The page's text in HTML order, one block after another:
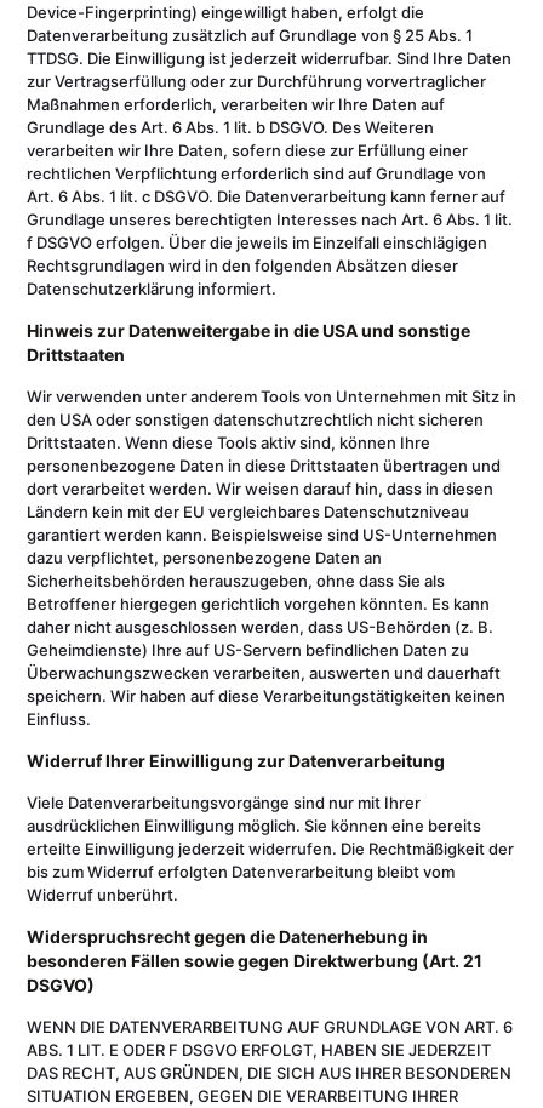
Device-Fingerprinting) eingewilligt haben, erfolgt die
Datenverarbeitung zusätzlich auf Grundlage von § 25 Abs. 1
TTDSG. Die Einwilligung ist jederzeit widerrufbar. Sind Ihre Daten
zur Vertragserfüllung oder zur Durchführung vorvertraglicher
Maßnahmen erforderlich, verarbeiten wir Ihre Daten auf
Grundlage des Art. 6 Abs. 1 lit. b DSGVO. Des Weiteren
verarbeiten wir Ihre Daten, sofern diese zur Erfüllung einer
rechtlichen Verpflichtung erforderlich sind auf Grundlage von
Art. 6 Abs. 1 lit. c DSGVO. Die Datenverarbeitung kann ferner auf
Grundlage unseres berechtigten Interesses nach Art. 6 Abs. 1 lit.
f DSGVO erfolgen. Über die jeweils im Einzelfall einschlägigen
Rechtsgrundlagen wird in den folgenden Absätzen dieser
Datenschutzerklärung informiert.
Hinweis zur Datenweitergabe in die USA und sonstige
Drittstaaten
Wir verwenden unter anderem Tools von Unternehmen mit Sitz in
den USA oder sonstigen datenschutzrechtlich nicht sicheren
Drittstaaten. Wenn diese Tools aktiv sind, können Ihre
personenbezogene Daten in diese Drittstaaten übertragen und
dort verarbeitet werden. Wir weisen darauf hin, dass in diesen
Ländern kein mit der EU vergleichbares Datenschutzniveau
garantiert werden kann. Beispielsweise sind US-Unternehmen
dazu verpflichtet, personenbezogene Daten an
Sicherheitsbehörden herauszugeben, ohne dass Sie als
Betroffener hiergegen gerichtlich vorgehen könnten. Es kann
daher nicht ausgeschlossen werden, dass US-Behörden (z. B.
Geheimdienste) Ihre auf US-Servern befindlichen Daten zu
Überwachungszwecken verarbeiten, auswerten und dauerhaft
speichern. Wir haben auf diese Verarbeitungstätigkeiten keinen
Einfluss.
Widerruf Ihrer Einwilligung zur Datenverarbeitung
Viele Datenverarbeitungsvorgänge sind nur mit Ihrer
ausdrücklichen Einwilligung möglich. Sie können eine bereits
erteilte Einwilligung jederzeit widerrufen. Die Rechtmäßigkeit der
bis zum Widerruf erfolgten Datenverarbeitung bleibt vom
Widerruf unberührt.
Widerspruchsrecht gegen die Datenerhebung in
besonderen Fällen sowie gegen Direktwerbung (Art. 21
DSGVO)
WENN DIE DATENVERARBEITUNG AUF GRUNDLAGE VON ART. 6
ABS. 1 LIT. E ODER F DSGVO ERFOLGT, HABEN SIE JEDERZEIT
DAS RECHT, AUS GRÜNDEN, DIE SICH AUS IHRER BESONDEREN
SITUATION ERGEBEN, GEGEN DIE VERARBEITUNG IHRER